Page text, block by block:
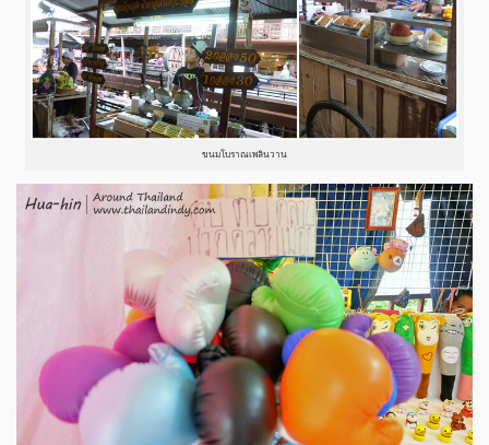
ขนมโบราณเพลินวาน